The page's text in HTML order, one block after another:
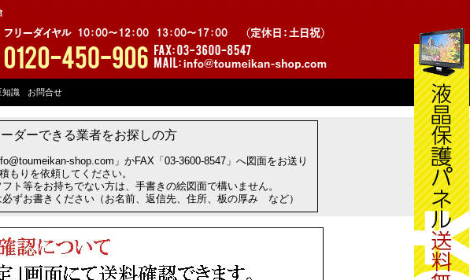
知識 お問合せ
ダーできる業者をお探しの方
shop.com」かFAX「03-3600-8547」へ図面をお送り
もりを依頼してください。
ト等をお持ちでない方は、手書きの絵図面で構いません。
ずお書きください（お名前、返信先、住所、板の厚み など）